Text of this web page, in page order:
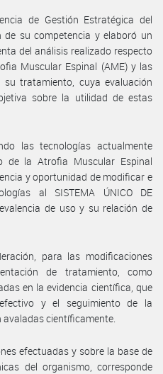
de Gestión Estratégica del
su competencia y elaboró un
del análisis realizado respecto
Muscular Espinal (AME) y las
tratamiento, cuya evaluación
sobre la utilidad de estas
las tecnologías actualmente
de la Atrofia Muscular Espinal
y oportunidad de modificar e
al SISTEMA ÚNICO DE
de uso y su relación de
para las modificaciones
de tratamiento, como
en la evidencia científica, que
y el seguimiento de la
científicamente.
efectuadas y sobre la base de
del organismo, corresponde